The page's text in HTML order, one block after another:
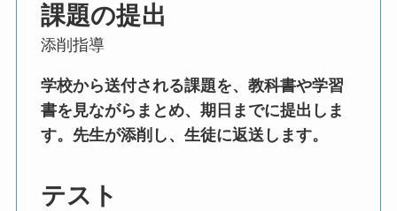
課題の提出
添削指導
学校から送付される課題を、教科書や学習
書を見ながらまとめ、期日までに提出しま
す。先生が添削し、生徒に返送します。
テスト